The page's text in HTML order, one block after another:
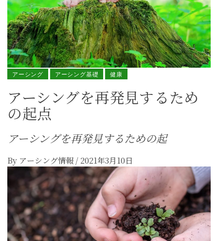
アーシング アーシング基礎 健康
アーシングを再発見するため
の起点
アーシングを再発見するための起
By アーシング情報 / 2021年3月10日